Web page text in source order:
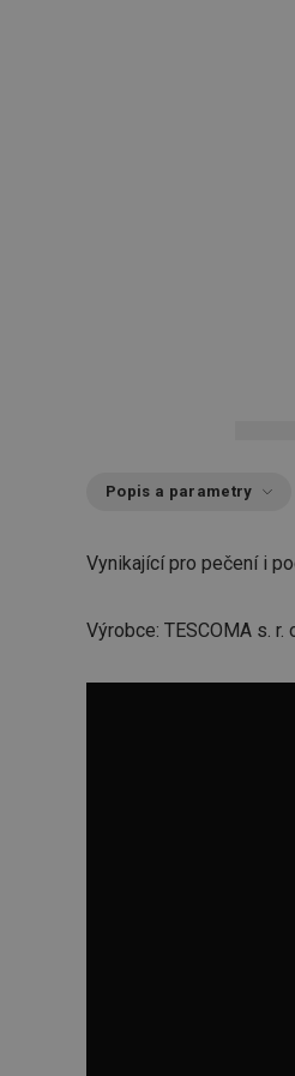
Popis a parametry
Vynikající pro pečení i
Výrobce: TESCOMA s.